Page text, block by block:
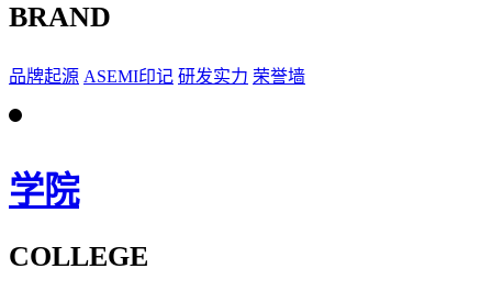
BRAND
品牌起源 ASEMI印记 研发实力 荣誉墙
学院
COLLEGE